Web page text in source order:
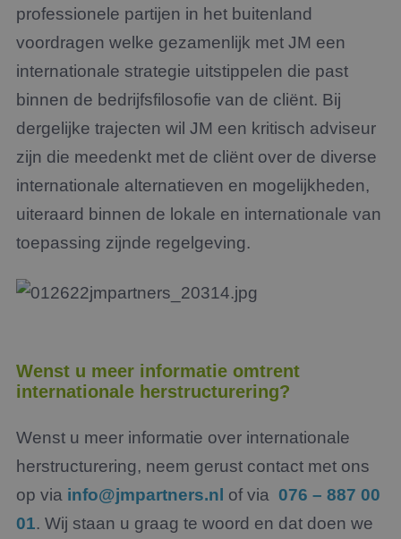
professionele partijen in het buitenland
voordragen welke gezamenlijk met JM een
internationale strategie uitstippelen die past
binnen de bedrijfsfilosofie van de cliënt. Bij
dergelijke trajecten wil JM een kritisch adviseur
zijn die meedenkt met de cliënt over de diverse
internationale alternatieven en mogelijkheden,
uiteraard binnen de lokale en internationale van
toepassing zijnde regelgeving.
Wenst u meer informatie omtrent
internationale herstructurering?
Wenst u meer informatie over internationale
herstructurering, neem gerust contact met ons
op via info@jmpartners.nl of via 076 – 887 00
01. Wij staan u graag te woord en dat doen we